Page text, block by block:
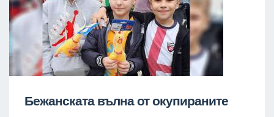
Бежанската вълна от окупираните